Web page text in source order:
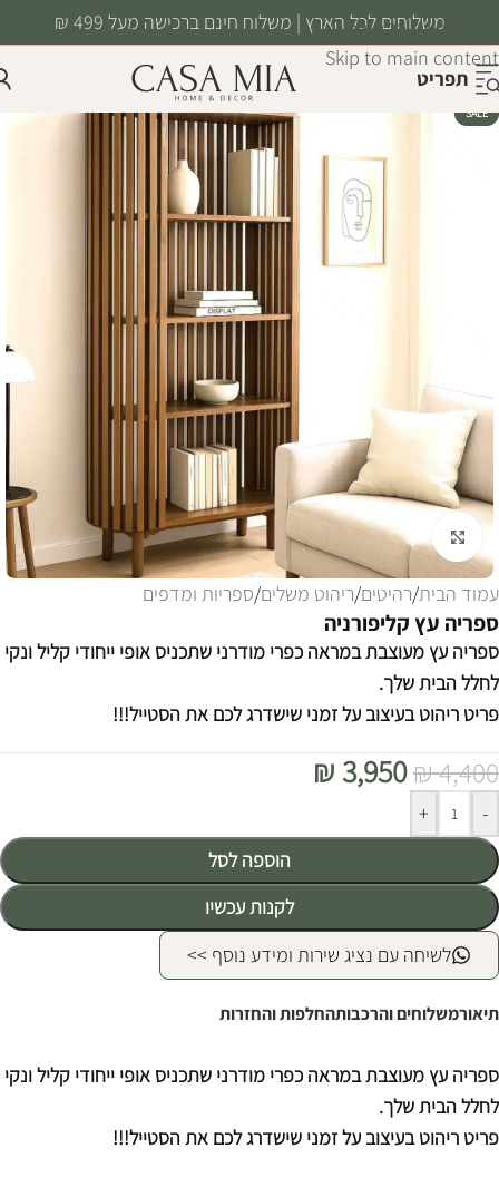
Skip to navigation
Skip to main content
משלוחים לכל הארץ | משלוח חינם ברכישה מעל 499 ₪
תפריט
SALE
לחצו להגדלה
עמוד הבית/רהיטים/ריהוט משלים/ספריות ומדפים
ספריה עץ קליפורניה
ספריה עץ מעוצבת במראה כפרי מודרני שתכניס אופי ייחודי קליל ונקי
לחלל הבית שלך.
פריט ריהוט בעיצוב על זמני שישדרג לכם את הסטייל!!!
₪4,400
₪3,950
-
+
הוספה לסל
לקנות עכשיו
Alternative:
לשיחה עם נציג שירות ומידע נוסף >>
תיאורמשלוחים והרכבותהחלפות והחזרות
ספריה עץ מעוצבת במראה כפרי מודרני שתכניס אופי ייחודי קליל ונקי
לחלל הבית שלך.
פריט ריהוט בעיצוב על זמני שישדרג לכם את הסטייל!!!